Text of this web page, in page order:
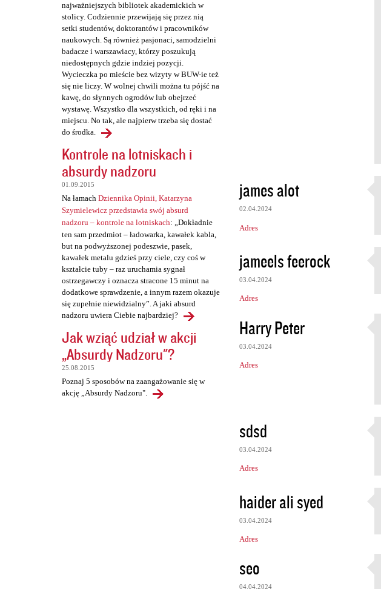
najważniejszych bibliotek akademickich w
stolicy. Codziennie przewijają się przez nią
setki studentów, doktorantów i pracowników
naukowych. Są również pasjonaci, samodzielni
badacze i warszawiacy, którzy poszukują
niedostępnych gdzie indziej pozycji.
Wycieczka po mieście bez wizyty w BUW-ie też
się nie liczy. W wolnej chwili można tu pójść na
kawę, do słynnych ogrodów lub obejrzeć
wystawę. Wszystko dla wszystkich, od ręki i na
miejscu. No tak, ale najpierw trzeba się dostać
do środka.
Kontrole na lotniskach i
absurdy nadzoru
01.09.2015
Na łamach Dziennika Opinii, Katarzyna
Szymielewicz przedstawia swój absurd
nadzoru – kontrole na lotniskach: „Dokładnie
ten sam przedmiot – ładowarka, kawałek kabla,
but na podwyższonej podeszwie, pasek,
kawałek metalu gdzieś przy ciele, czy coś w
kształcie tuby – raz uruchamia sygnał
ostrzegawczy i oznacza stracone 15 minut na
dodatkowe sprawdzenie, a innym razem okazuje
się zupełnie niewidzialny”. A jaki absurd
nadzoru uwiera Ciebie najbardziej?
Jak wziąć udział w akcji
„Absurdy Nadzoru"?
25.08.2015
Poznaj 5 sposobów na zaangażowanie się w
akcję „Absurdy Nadzoru".
james alot
02.04.2024
Adres
jameels feerock
03.04.2024
Adres
Harry Peter
03.04.2024
Adres
sdsd
03.04.2024
Adres
haider ali syed
03.04.2024
Adres
seo
04.04.2024